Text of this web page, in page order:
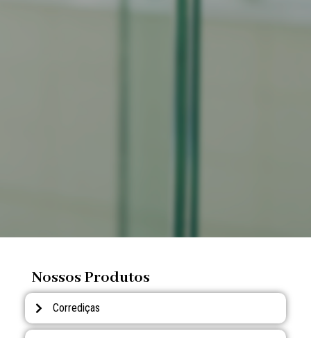
Nossos Produtos
Corrediças